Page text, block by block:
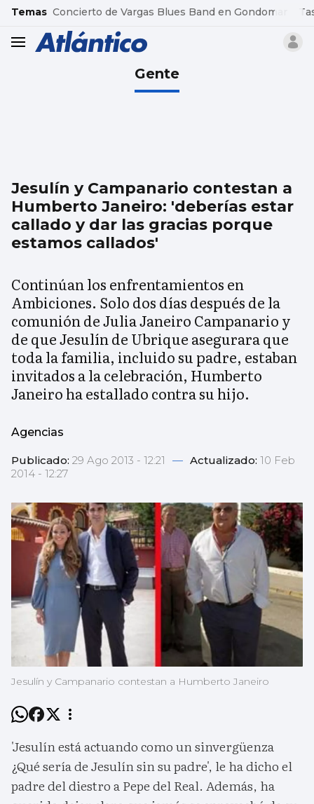
common.go-to-content
Temas Concierto de Vargas Blues Band en Gondomar
header.menu.open
Gente
Jesulín y Campanario contestan a
Humberto Janeiro: 'deberías estar
callado y dar las gracias porque
estamos callados'
Continúan los enfrentamientos en
Ambiciones. Solo dos días después de la
comunión de Julia Janeiro Campanario y
de que Jesulín de Ubrique asegurara que
toda la familia, incluido su padre, estaban
invitados a la celebración, Humberto
Janeiro ha estallado contra su hijo.
Agencias
Publicado: 29 Ago 2013 - 12:21 — Actualizado: 10 Feb
2014 - 12:27
Jesulín y Campanario contestan a Humberto Janeiro
'Jesulín está actuando como un sinvergüenza
¿Qué sería de Jesulín sin su padre', le ha dicho el
padre del diestro a Pepe del Real. Además, ha